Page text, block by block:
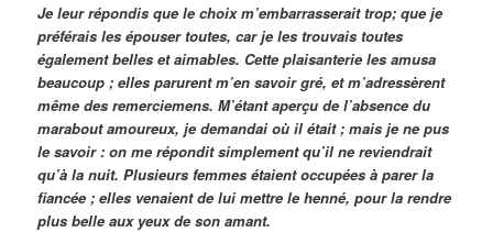
Je leur répondis que le choix m’embarrasserait trop; que je
préférais les épouser toutes, car je les trouvais toutes
également belles et aimables. Cette plaisanterie les amusa
beaucoup ; elles parurent m’en savoir gré, et m’adressèrent
même des remerciemens. M’étant aperçu de l’absence du
marabout amoureux, je demandai où il était ; mais je ne pus
le savoir : on me répondit simplement qu’il ne reviendrait
qu’à la nuit. Plusieurs femmes étaient occupées à parer la
fiancée ; elles venaient de lui mettre le henné, pour la rendre
plus belle aux yeux de son amant.